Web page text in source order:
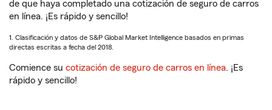
de que haya completado una cotización de seguro de carros
en línea. ¡Es rápido y sencillo!
1. Clasificación y datos de S&P Global Market Intelligence basados en primas
directas escritas a fecha del 2018.
Comience su cotización de seguro de carros en línea. ¡Es
rápido y sencillo!